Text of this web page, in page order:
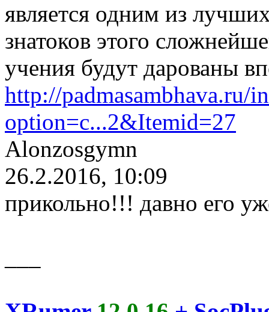
является одним из
знатоков этого
учения будут дарованы
http://padmasambhava.ru/
option=c...2&Itemid=27
Alonzosgymn
26.2.2016, 10:09
прикольно!!! давно его